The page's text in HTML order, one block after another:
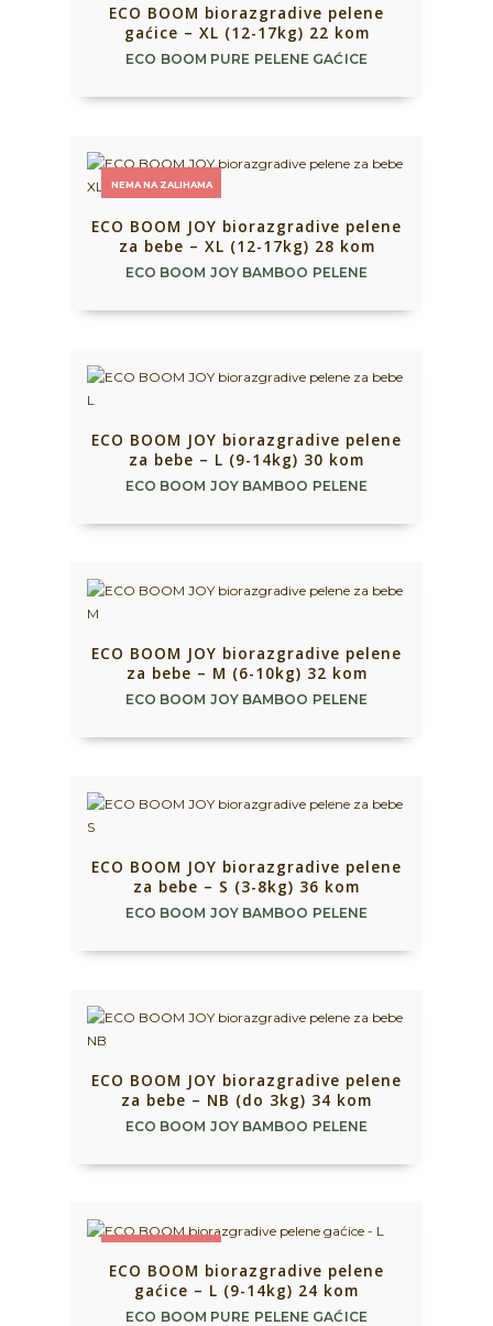
ECO BOOM biorazgradive pelene
gaćice – XL (12-17kg) 22 kom
ECO BOOM PURE PELENE GAĆICE
NEMA NA ZALIHAMA
ECO BOOM JOY biorazgradive pelene
za bebe – XL (12-17kg) 28 kom
ECO BOOM JOY BAMBOO PELENE
ECO BOOM JOY biorazgradive pelene
za bebe – L (9-14kg) 30 kom
ECO BOOM JOY BAMBOO PELENE
ECO BOOM JOY biorazgradive pelene
za bebe – M (6-10kg) 32 kom
ECO BOOM JOY BAMBOO PELENE
ECO BOOM JOY biorazgradive pelene
za bebe – S (3-8kg) 36 kom
ECO BOOM JOY BAMBOO PELENE
ECO BOOM JOY biorazgradive pelene
za bebe – NB (do 3kg) 34 kom
ECO BOOM JOY BAMBOO PELENE
ECO BOOM biorazgradive pelene
gaćice – L (9-14kg) 24 kom
ECO BOOM PURE PELENE GAĆICE